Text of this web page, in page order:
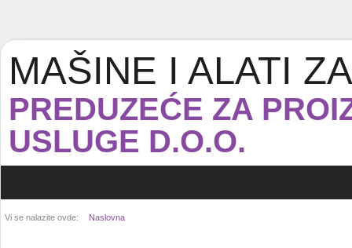
MAŠINE I ALATI
PREDUZEĆE ZA
USLUGE D.O.O.
Vi se nalazite ovde: Naslovna